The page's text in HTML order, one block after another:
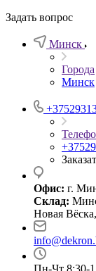
Задать вопрос
Минск
Города
Минск
Офис: г.
Склад:
Новая
Пн-Чт 8:30-